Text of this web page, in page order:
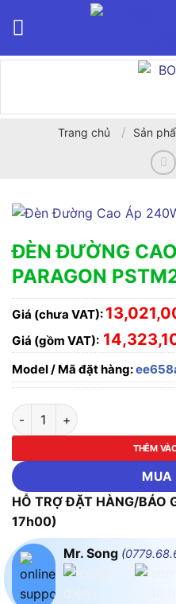
Trang chủ / Sản
ĐÈN ĐƯỜNG
PARAGON
Giá (chưa VAT):
Giá (gồm VAT):
Model / Mã đặt hàng:
ĐÈN ĐƯỜNG CAO ÁP 240W
THÊM
MUA
HỖ TRỢ ĐẶT HÀNG/
17h00)
Mr. Song (